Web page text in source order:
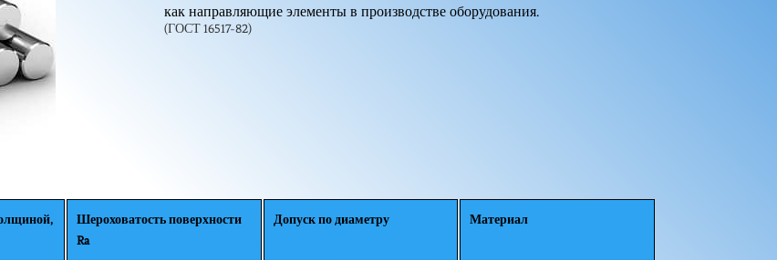
как направляющие элементы в производстве оборудования.
(ГОСТ 16517-82)
Шероховатость поверхности
Ra
Допуск по диаметру Материал